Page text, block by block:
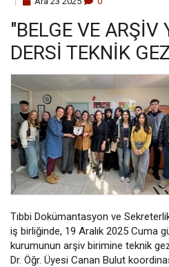
"BELGE VE ARŞIV
DERSI TEKNIK
Tıbbi Dokümantasyon ve
iş birliğinde, 19 Aralık 2025 Cuma
kurumunun arşiv birimine teknik
Dr. Öğr. Üyesi Canan Bulut